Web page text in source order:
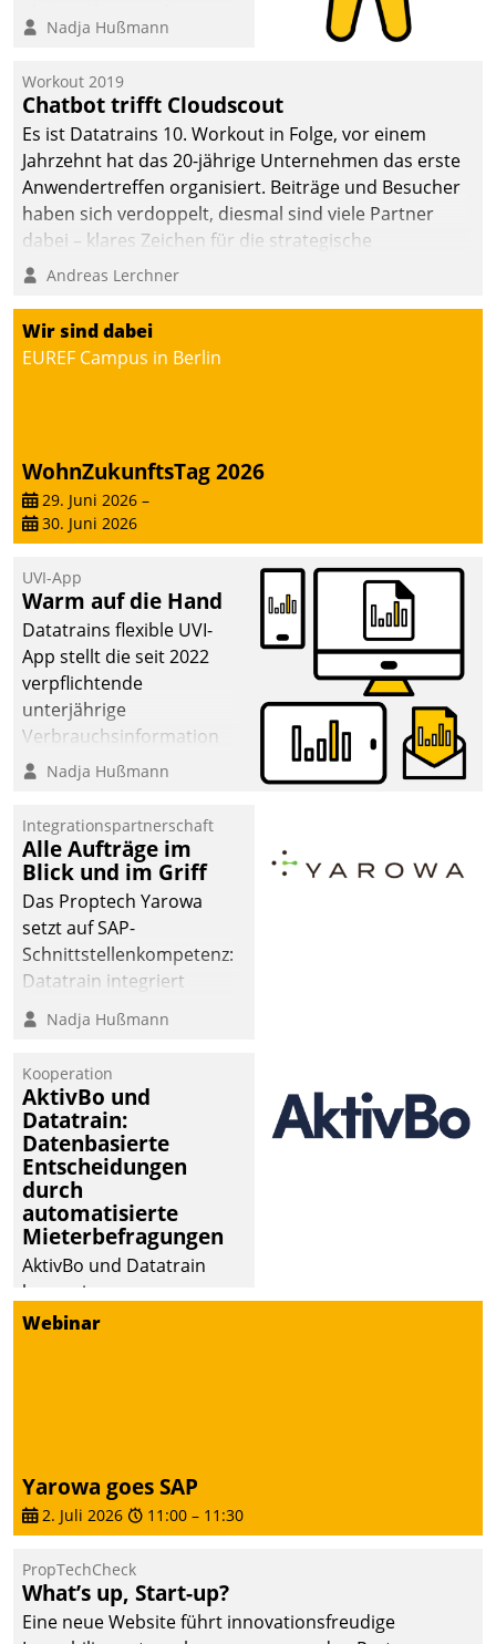
methodisch
Quartier. Dazwischen
zeigte Datatrain, was es
Neues zu bieten hat.
Nadja Hußmann
Workout 2019
Chatbot trifft Cloudscout
Es ist Datatrains 10. Workout in Folge, vor einem
Jahrzehnt hat das 20-jährige Unternehmen das erste
Anwendertreffen organisiert. Beiträge und Besucher
haben sich verdoppelt, diesmal sind viele Partner
dabei – klares Zeichen für die strategische
Fokussierung auf den Kunden.
Andreas Lerchner
Wir sind dabei
EUREF Campus in Berlin
WohnZukunftsTag 2026
29. Juni 2026 –
30. Juni 2026
UVI-App
Warm auf die Hand
Datatrains flexible UVI-
App stellt die seit 2022
verpflichtende
unterjährige
Verbrauchsinformation
schnell, zuverlässig und
Die monatlichen
Mitteilungen zum
Heizungs- und
Wasserverbrauch gehen
automatisiert, vollständig
und auf Wunsch über
mehrere zuvor
Kommunikationswege bei
Nadja Hußmann
Integrationspartnerschaft
Alle Aufträge im
Blick und im Griff
Das Proptech Yarowa
setzt auf SAP-
Schnittstellenkompetenz:
Datatrain integriert
Yarowas Portal zur
Vergabe und Verwaltung
operativen
Instandhaltung in die
SAP-Systemlandschaft
deutscher
Wohnungsunternehmen
– und beschleunigt damit
den Weg vom
Mieteranliegen zum
Dienstleisterauftrag.
Nadja Hußmann
Kooperation
AktivBo und
Datatrain:
Datenbasierte
Entscheidungen
durch
automatisierte
Mieterbefragungen
AktivBo und Datatrain
kooperieren –
Immobilienunternehmen
zielgerichtete
Mieterbefragungen – eine
starke Grundlage für
intelligente,
datengestützte
Entscheidungen.
Webinar
Yarowa goes SAP
2. Juli 2026 11:00 – 11:30
PropTechCheck
What’s up, Start-up?
Eine neue Website führt innovationsfreudige